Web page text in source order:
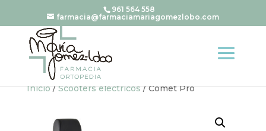
961 564 558
farmacia@farmaciamariagomezlobo.com
Inicio/Scooters eléctricos/ Comet Pro